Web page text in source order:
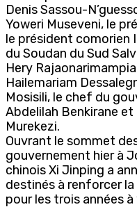
Denis Sassou-
Yoweri Museveni, le
le président comorien
du Soudan du Sud
Hery
Hailemariam
Mosisili, le chef du
Abdelilah Benkirane
Murekezi.
Ouvrant le sommet
gouvernement hier à
chinois Xi Jinping a
destinés à renforcer
pour les trois années